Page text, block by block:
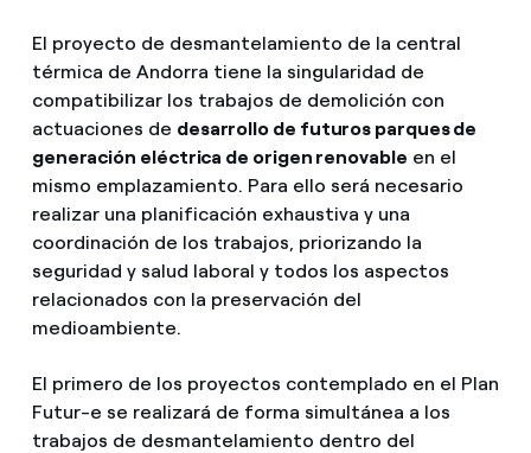
El proyecto de desmantelamiento de la central
térmica de Andorra tiene la singularidad de
compatibilizar los trabajos de demolición con
actuaciones de desarrollo de futuros parques de
generación eléctrica de origen renovable en el
mismo emplazamiento. Para ello será necesario
realizar una planificación exhaustiva y una
coordinación de los trabajos, priorizando la
seguridad y salud laboral y todos los aspectos
relacionados con la preservación del
medioambiente.
El primero de los proyectos contemplado en el Plan
Futur-e se realizará de forma simultánea a los
trabajos de desmantelamiento dentro del